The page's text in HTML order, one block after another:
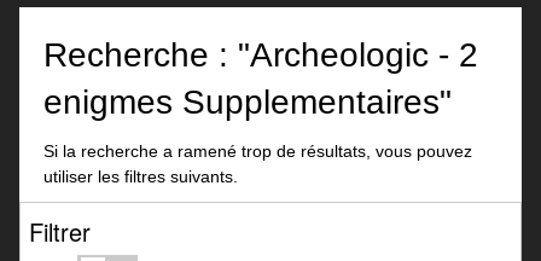
Recherche : "Archeologic - 2
enigmes Supplementaires"
Si la recherche a ramené trop de résultats, vous pouvez
utiliser les filtres suivants.
Filtrer